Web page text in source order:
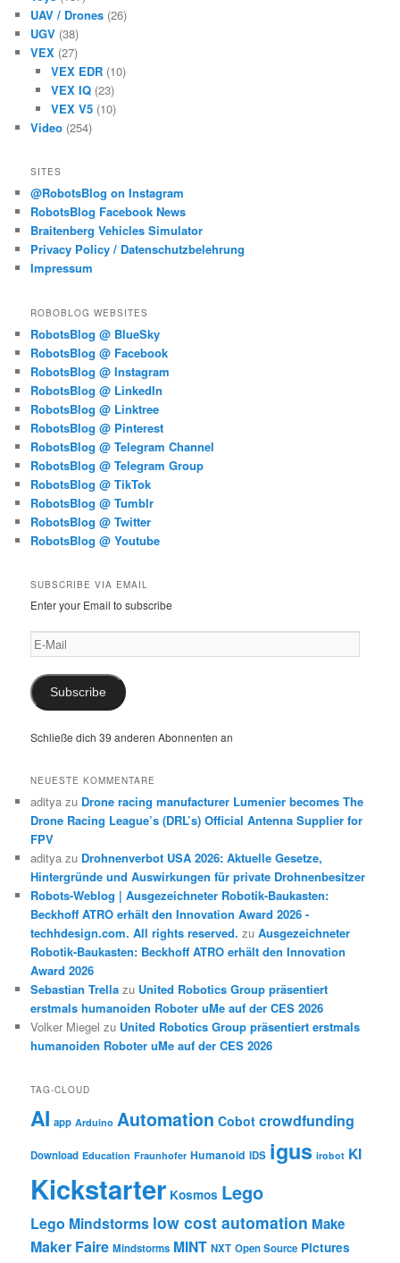
UAV / Drones (26)
UGV (38)
VEX (27)
VEX EDR(10)
VEX IQ(23)
VEX V5(10)
Video (254)
SITES
@RobotsBlog on Instagram
RobotsBlog Facebook News
Braitenberg Vehicles Simulator
Privacy Policy / Datenschutzbelehrung
Impressum
ROBOBLOG WEBSITES
RobotsBlog @ BlueSky
RobotsBlog @ Facebook
RobotsBlog @ Instagram
RobotsBlog @ LinkedIn
RobotsBlog @ Linktree
RobotsBlog @ Pinterest
RobotsBlog @ Telegram Channel
RobotsBlog @ Telegram Group
RobotsBlog @ TikTok
RobotsBlog @ Tumblr
RobotsBlog @ Twitter
RobotsBlog @ Youtube
SUBSCRIBE VIA EMAIL
Enter your Email to subscribe
E-
Mail
Subscribe
Schließe dich 39 anderen Abonnenten an
NEUESTE KOMMENTARE
aditya zu Drone racing manufacturer Lumenier becomes The
Drone Racing League’s (DRL’s) Official Antenna Supplier for
FPV
aditya zu Drohnenverbot USA 2026: Aktuelle Gesetze,
Hintergründe und Auswirkungen für private Drohnenbesitzer
Robots-Weblog | Ausgezeichneter Robotik-Baukasten:
Beckhoff ATRO erhält den Innovation Award 2026 -
techhdesign.com. All rights reserved. zuAusgezeichneter
Robotik-Baukasten: Beckhoff ATRO erhält den Innovation
Award 2026
Sebastian Trella zu United Robotics Group präsentiert
erstmals humanoiden Roboter uMe auf der CES 2026
Volker Miegel zu United Robotics Group präsentiert erstmals
humanoiden Roboter uMe auf der CES 2026
TAG-CLOUD
AI app Arduino Automation Cobot crowdfunding
Download Education Fraunhofer Humanoid IDS igus irobot KI
Kickstarter Kosmos Lego
Lego Mindstorms low cost automation Make
Maker Faire Mindstorms MINT NXT Open Source Pictures